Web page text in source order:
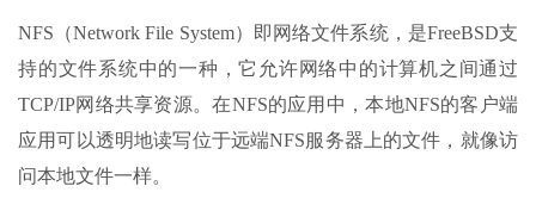
NFS（Network File System）即网络文件系统，是FreeBSD支
持的文件系统中的一种，它允许网络中的计算机之间通过
TCP/IP网络共享资源。在NFS的应用中，本地NFS的客户端
应用可以透明地读写位于远端NFS服务器上的文件，就像访
问本地文件一样。